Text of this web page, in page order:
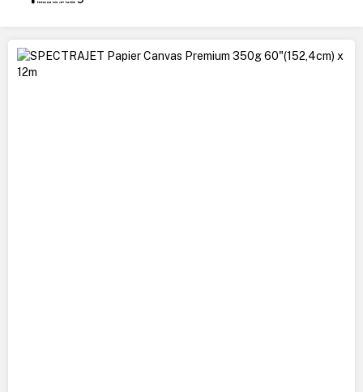
Ignorer la galerie d'images